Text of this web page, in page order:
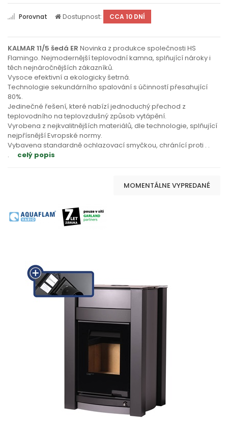
Porovnat Dostupnost: CCA 10 DNÍ
KALMAR 11/5 šedá ER Novinka z produkce společnosti HS
Flamingo. Nejmodernější teplovodní kamna, splňující nároky i
těch nejnáročnějších zákazníků.
Vysoce efektivní a ekologicky šetrná.
Technologie sekundárního spalování s účinností přesahující
80%.
Jedinečné řešení, které nabízí jednoduchý přechod z
teplovodního na teplovzdušný způsob vytápění.
Vyrobena z nejkvalitnějších materiálů, dle technologie, splňující
nejpřísnější Evropské normy.
Vybavena standardně ochlazovací smyčkou, chránící proti . .
.
celý popis
MOMENTÁLNE VYPREDANÉ